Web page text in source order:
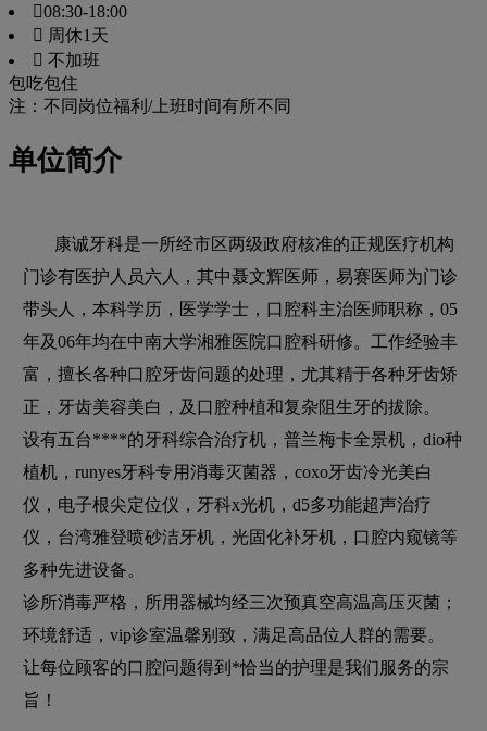
08:30-18:00
 周休1天
 不加班
包吃包住
注：不同岗位福利/上班时间有所不同
单位简介
康诚牙科是一所经市区两级政府核准的正规医疗机构
门诊有医护人员六人，其中聂文辉医师，易赛医师为门诊
带头人，本科学历，医学学士，口腔科主治医师职称，05
年及06年均在中南大学湘雅医院口腔科研修。工作经验丰
富，擅长各种口腔牙齿问题的处理，尤其精于各种牙齿矫
正，牙齿美容美白，及口腔种植和复杂阻生牙的拔除。
设有五台****的牙科综合治疗机，普兰梅卡全景机，dio种
植机，runyes牙科专用消毒灭菌器，coxo牙齿冷光美白
仪，电子根尖定位仪，牙科x光机，d5多功能超声治疗
仪，台湾雅登喷砂洁牙机，光固化补牙机，口腔内窥镜等
多种先进设备。
诊所消毒严格，所用器械均经三次预真空高温高压灭菌；
环境舒适，vip诊室温馨别致，满足高品位人群的需要。
让每位顾客的口腔问题得到*恰当的护理是我们服务的宗
旨！